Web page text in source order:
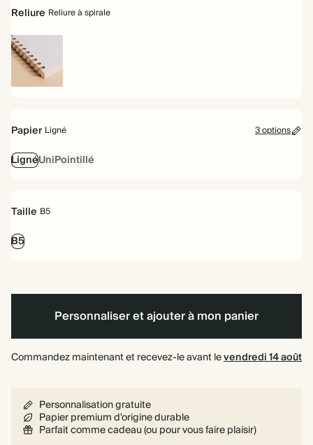
Reliure Reliure à spirale
Reliure
Papier Ligné 3 options
LignéUniPointillé
Taille B5
B5
Personnaliser et ajouter à mon panier
Commandez maintenant et recevez-le avant levendredi 14 août
Personnalisation gratuite
Papier premium d'origine durable
Parfait comme cadeau (ou pour vous faire plaisir)